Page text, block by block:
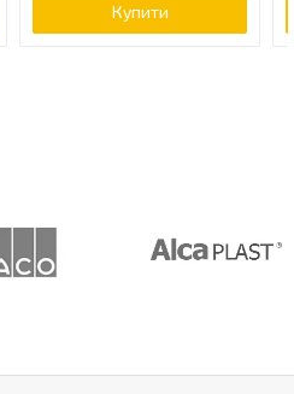
Купити